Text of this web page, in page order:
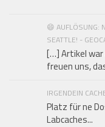
😄 AUFLÖSUNG:
SEATTLE! -
[…] Artikel war
freuen uns,
IRGENDEIN
Platz für ne
Labcaches...